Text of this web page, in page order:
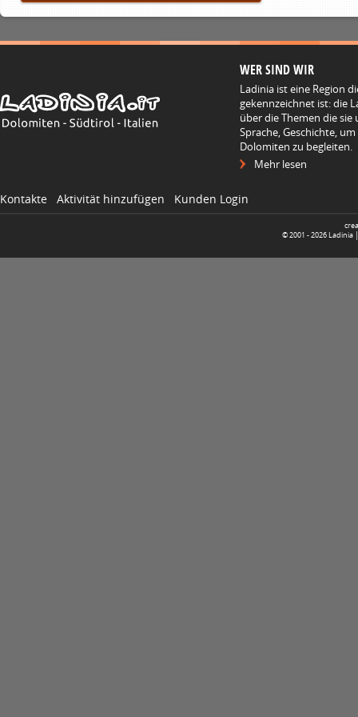
WER SIND WIR
Ladinia ist eine Region
gekennzeichnet ist: die
über die Themen die
Sprache, Geschichte,
Dolomiten zu begleiten.
Mehr lesen
Kontakte Aktivität hinzufügen Kunden Login
© 2001 -2026 Ladinia